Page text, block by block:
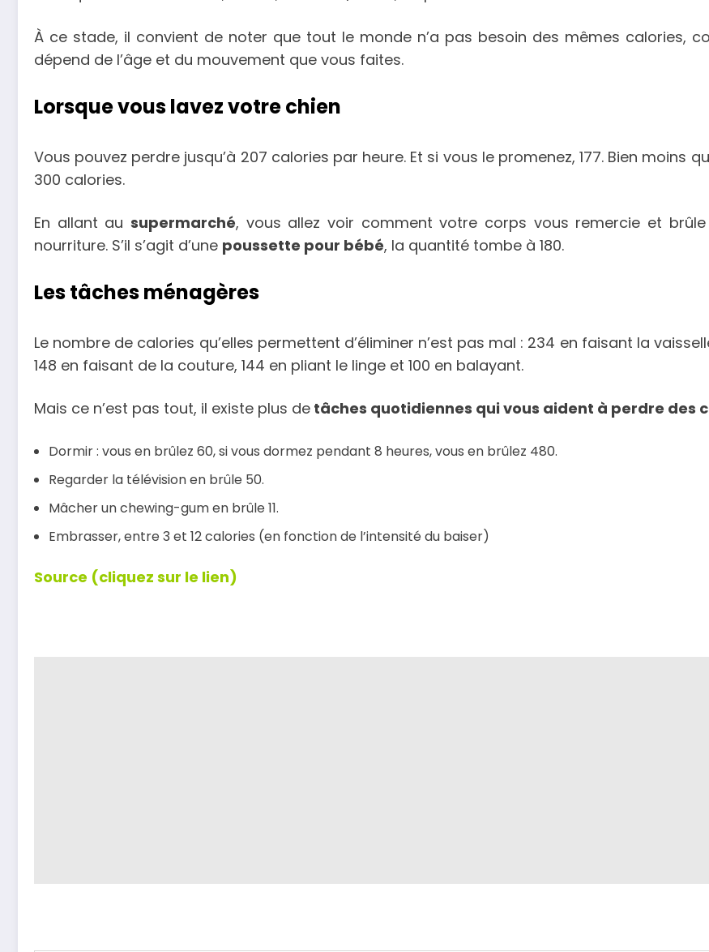
À ce stade, il convient de noter que tout le monde n’a pas besoin des mêmes calories,
dépend de l’âge et du mouvement que vous faites.
Lorsque vous lavez votre chien
Vous pouvez perdre jusqu’à 207 calories par heure. Et si vous le promenez, 177. Bien moins
300 calories.
En allant au supermarché, vous allez voir comment votre corps vous remercie et
nourriture. S’il s’agit d’une poussette pour bébé, la quantité tombe à 180.
Les tâches ménagères
Le nombre de calories qu’elles permettent d’éliminer n’est pas mal : 234 en faisant la
148 en faisant de la couture, 144 en pliant le linge et 100 en balayant.
Mais ce n’est pas tout, il existe plus de tâches quotidiennes qui vous aident à perdre des
Dormir : vous en brûlez 60, si vous dormez pendant 8 heures, vous en brûlez 480.
Regarder la télévision en brûle 50.
Mâcher un chewing-gum en brûle 11.
Embrasser, entre 3 et 12 calories (en fonction de l’intensité du baiser)
Source (cliquez sur le lien)